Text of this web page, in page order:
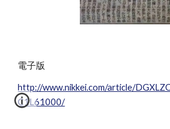
電子版
http://www.nikkei.com/article/
C1L61000/